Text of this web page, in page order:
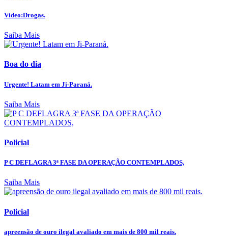
Vídeo:Drogas.
Saiba Mais
Boa do dia
Urgente! Latam em Ji-Paraná.
Saiba Mais
Policial
P C DEFLAGRA 3ª FASE DA OPERAÇÃO CONTEMPLADOS,
Saiba Mais
Policial
apreensão de ouro ilegal avaliado em mais de 800 mil reais.